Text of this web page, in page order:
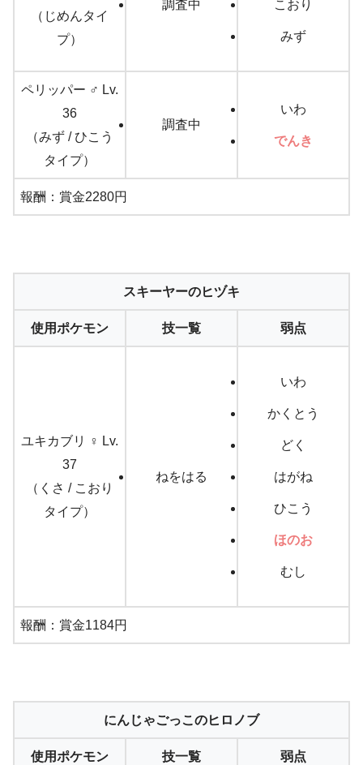
（じめんタイ
プ）
調査中 こおり
みず
ペリッパー ♂ Lv.
36
（みず / ひこう
タイプ）
調査中
いわ
でんき
報酬：賞金2280円
スキーヤーのヒヅキ
使用ポケモン 技一覧 弱点
ユキカブリ ♀ Lv.
37
（くさ / こおり
タイプ）
ねをはる
いわ
かくとう
どく
はがね
ひこう
ほのお
むし
報酬：賞金1184円
にんじゃごっこのヒロノブ
使用ポケモン 技一覧 弱点